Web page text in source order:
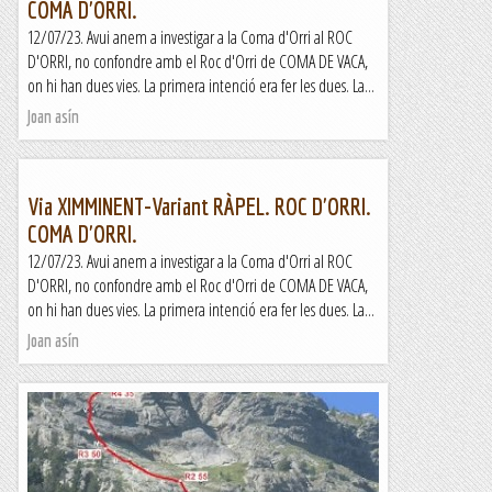
COMA D'ORRI.
12/07/23. Avui anem a investigar a la Coma d'Orri al ROC
D'ORRI, no confondre amb el Roc d'Orri de COMA DE VACA,
on hi han dues vies. La primera intenció era fer les dues. La...
Joan asín
Via XIMMINENT-Variant RÀPEL. ROC D'ORRI.
COMA D'ORRI.
12/07/23. Avui anem a investigar a la Coma d'Orri al ROC
D'ORRI, no confondre amb el Roc d'Orri de COMA DE VACA,
on hi han dues vies. La primera intenció era fer les dues. La...
Joan asín